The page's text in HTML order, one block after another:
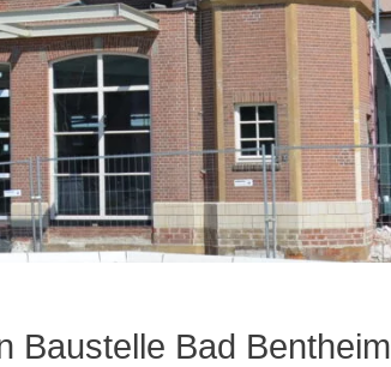
Baustelle Bad Bentheim